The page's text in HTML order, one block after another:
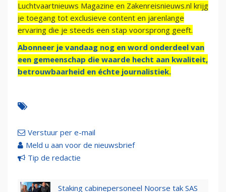
Luchtvaartnieuws Magazine en Zakenreisnieuws.nl krijg
je toegang tot exclusieve content en jarenlange
ervaring die je steeds een stap voorsprong geeft.
Abonneer je vandaag nog en word onderdeel van
een gemeenschap die waarde hecht aan kwaliteit,
betrouwbaarheid en échte journalistiek.
Verstuur per e-mail
Meld u aan voor de nieuwsbrief
Tip de redactie
Staking cabinepersoneel Noorse tak SAS